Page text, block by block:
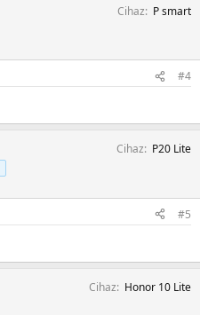
Cihaz P smart
#4
Cihaz P20 Lite
#5
Cihaz Honor 10 Lite